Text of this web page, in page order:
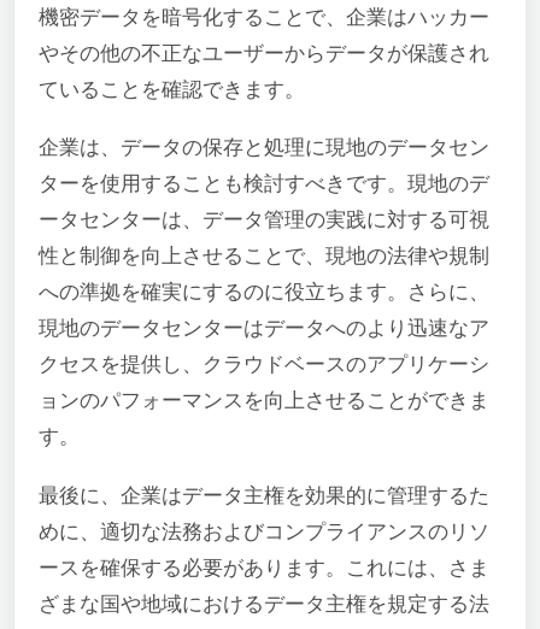
機密データを暗号化することで、企業はハッカー
やその他の不正なユーザーからデータが保護され
ていることを確認できます。
企業は、データの保存と処理に現地のデータセン
ターを使用することも検討すべきです。現地のデ
ータセンターは、データ管理の実践に対する可視
性と制御を向上させることで、現地の法律や規制
への準拠を確実にするのに役立ちます。さらに、
現地のデータセンターはデータへのより迅速なア
クセスを提供し、クラウドベースのアプリケーシ
ョンのパフォーマンスを向上させることができま
す。
最後に、企業はデータ主権を効果的に管理するた
めに、適切な法務およびコンプライアンスのリソ
ースを確保する必要があります。これには、さま
ざまな国や地域におけるデータ主権を規定する法